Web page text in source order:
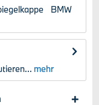
BMW
mehr